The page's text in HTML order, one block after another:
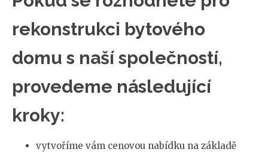
rekonstrukci bytového
domu s naší společností,
provedeme následující
kroky:
vytvoříme vám cenovou nabídku na základě